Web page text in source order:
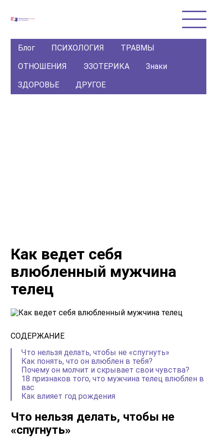
Блог ПСИХОЛОГИЯ
ТРАВМЫ
ОТНОШЕНИЯ
ЭЗОТЕРИКА
Знаки
ЗДОРОВЬЕ
ДРУГОЕ
Как ведет себя
влюбленный мужчина
телец
СОДЕРЖАНИЕ
Что нельзя делать, чтобы не «спугнуть»
Как понять, что он влюблен в тебя?
Почему он молчит и скрывает свои чувства?
18 признаков того, что мужчина телец влюблен в
вас
Как влияет год рождения
Что нельзя делать, чтобы не
«спугнуть»